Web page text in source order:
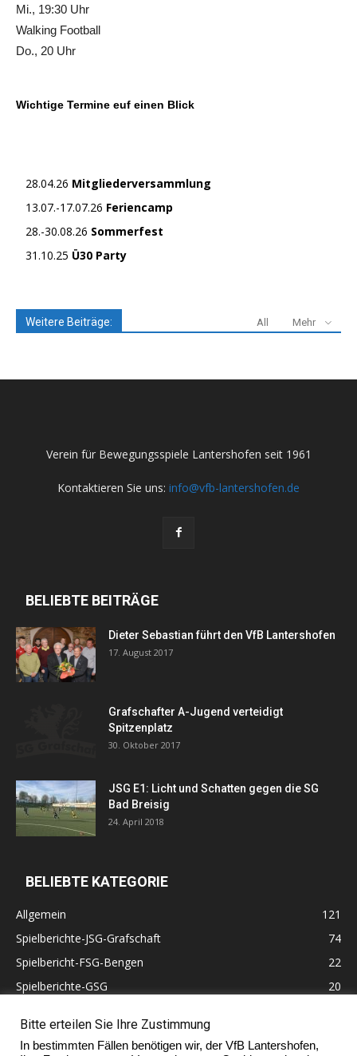
Mi., 19:30 Uhr
Walking Football
Do., 20 Uhr
Wichtige Termine euf einen Blick
28.04.26 Mitgliederversammlung
13.07.-17.07.26 Feriencamp
28.-30.08.26 Sommerfest
31.10.25 Ü30 Party
Weitere Beiträge: All Mehr
Verein für Bewegungsspiele Lantershofen seit 1961
Kontaktieren Sie uns: info@vfb-lantershofen.de
BELIEBTE BEITRÄGE
Dieter Sebastian führt den VfB Lantershofen
17. August 2017
Grafschafter A-Jugend verteidigt
Spitzenplatz
30. Oktober 2017
JSG E1: Licht und Schatten gegen die SG
Bad Breisig
24. April 2018
BELIEBTE KATEGORIE
Allgemein
121
Spielberichte-JSG-Grafschaft
74
Spielbericht-FSG-Bengen
22
Spielberichte-GSG
20
60 Jahre VfB Lantershofen
Bitte erteilen Sie Ihre Zustimmung
In bestimmten Fällen benötigen wir, der VfB Lantershofen,